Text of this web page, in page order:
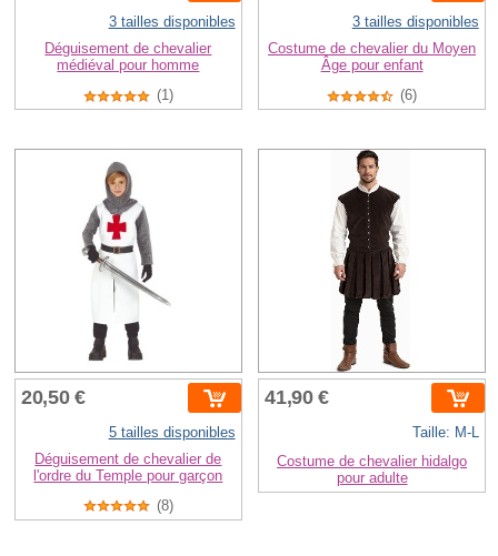
3 tailles disponibles
Déguisement de chevalier
médiéval pour homme
(1)
3 tailles disponibles
Costume de chevalier du Moyen
Âge pour enfant
(6)
20,50 €
5 tailles disponibles
Déguisement de chevalier de
l'ordre du Temple pour garçon
(8)
41,90 €
Taille: M-L
Costume de chevalier hidalgo
pour adulte